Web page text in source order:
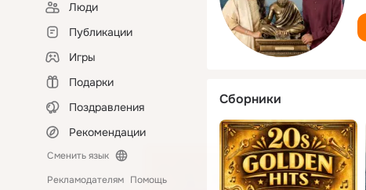
Люди
Публикации
Игры
Подарки
Поздравления
Рекомендации
Сменить язык
Рекламодателям Помощь
Сборники